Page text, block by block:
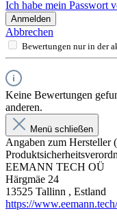
Ich habe mein Passwort
Anmelden
Abbrechen
Bewertungen nur in der
Keine Bewertungen
anderen.
Menü schließen
Angaben zum Hersteller
EEMANN TECH OÜ
Härgmäe 24
13525 Tallinn , Estland
https://